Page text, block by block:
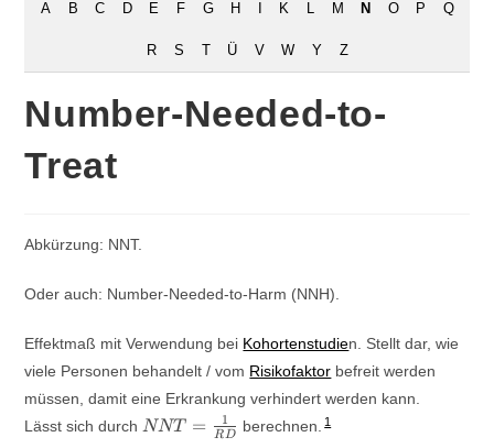
A B C D E F G H K L M N O P Q
R S Ü V W Y Z
Number-Needed-to-
Treat
Abkürzung: NNT.
Oder auch: Number-Needed-to-Harm (NNH).
Effektmaß mit Verwendung bei Kohortenstudien. Stellt dar, wie
viele Personen behandelt / vom Risikofaktor befreit werden
müssen, damit eine Erkrankung verhindert werden kann.
Lässt sich durch NNT =
NNT = RD
1 berechnen. 1